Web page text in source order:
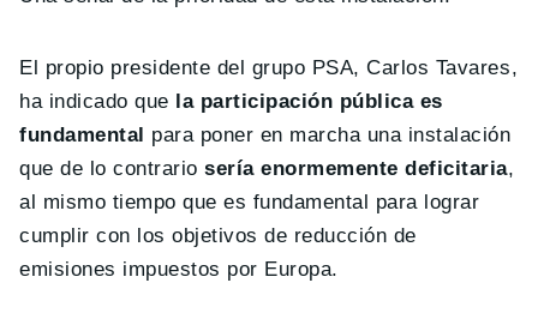
El propio presidente del grupo PSA, Carlos Tavares,
ha indicado que
la participación pública es
fundamental para poner en marcha una instalación
que de lo contrario sería enormemente deficitaria,
al mismo tiempo que es fundamental para lograr
cumplir con los objetivos de reducción de
emisiones impuestos por Europa.